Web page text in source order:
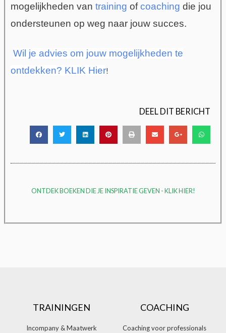
mogelijkheden van training ofcoaching die jou
ondersteunen op weg naar jouw succes.
Wil je advies om jouw mogelijkheden te
ontdekken? KLIK Hier!
DEEL DIT BERICHT
ONTDEK BOEKEN DIE JE INSPIRATIE GEVEN - KLIK HIER!
TRAININGEN
Incompany & Maatwerk
COACHING
Coaching voor professionals